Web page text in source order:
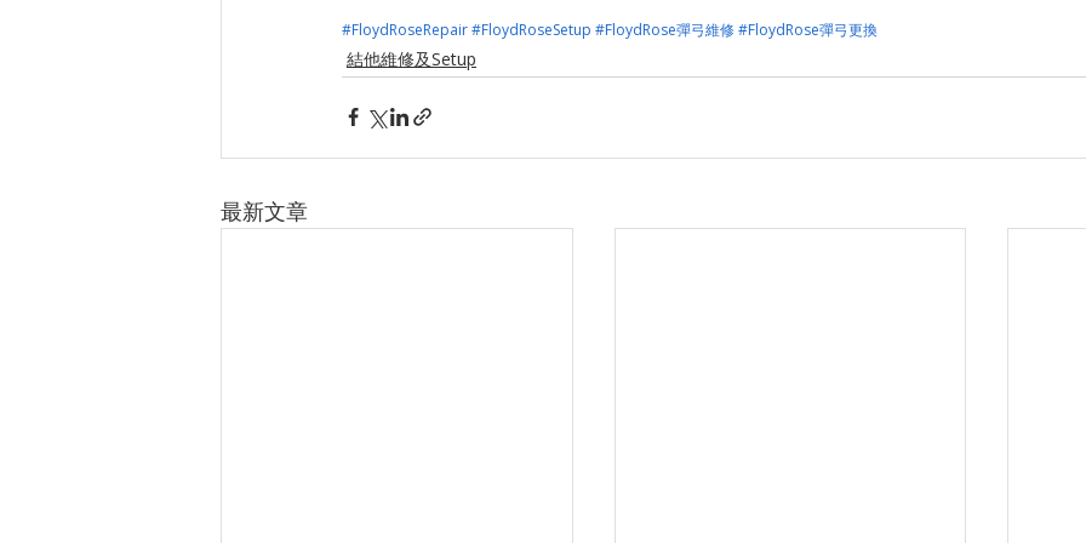
#FloydRoseRepair#FloydRoseSetup #FloydRose彈弓維修#FloydRose彈弓更換
結他維修及Setup
最新文章